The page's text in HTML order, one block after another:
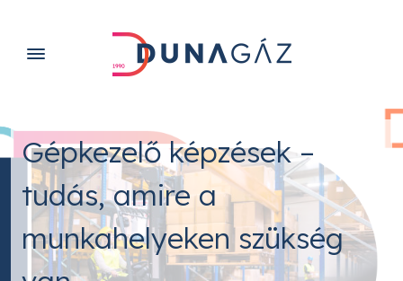
Gépkezelő képzések –
tudás, amire a
munkahelyeken szükség